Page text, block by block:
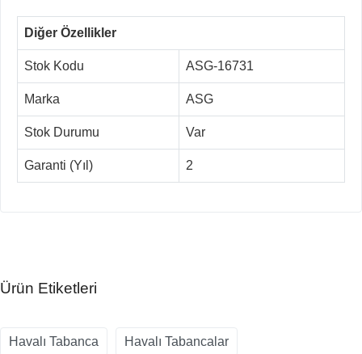
Diğer Özellikler
Stok Kodu ASG-16731
Marka ASG
Stok Durumu Var
Garanti (Yıl) 2
Ürün Etiketleri
Havalı Tabanca Havalı Tabancalar